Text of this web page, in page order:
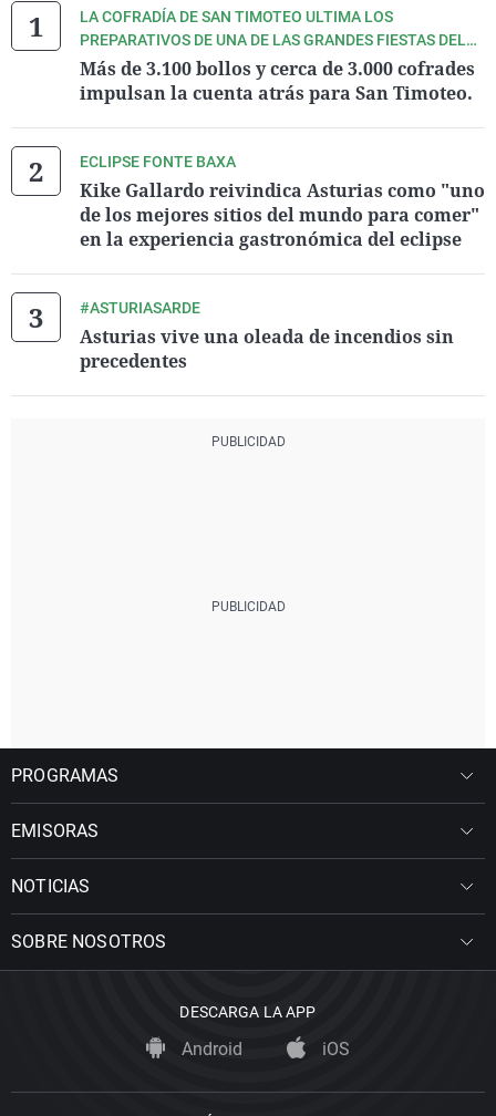
LA COFRADÍA DE SAN TIMOTEO ULTIMA LOS
PREPARATIVOS DE UNA DE LAS GRANDES FIESTAS DEL
VERANO ASTURIANO.
Más de 3.100 bollos y cerca de 3.000 cofrades
impulsan la cuenta atrás para San Timoteo.
ECLIPSE FONTE BAXA
Kike Gallardo reivindica Asturias como "uno
de los mejores sitios del mundo para comer"
en la experiencia gastronómica del eclipse
#ASTURIASARDE
Asturias vive una oleada de incendios sin
precedentes
PROGRAMAS
EMISORAS
NOTICIAS
SOBRE NOSOTROS
DESCARGA LA APP
Android iOS